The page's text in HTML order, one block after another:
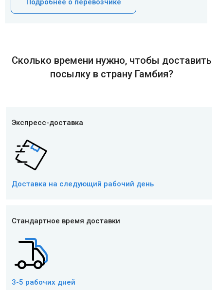
Подробнее о перевозчике
Сколько времени нужно, чтобы доставить
посылку в страну Гамбия?
Экспресс-доставка
Доставка на следующий рабочий день
Стандартное время доставки
3-5 рабочих дней